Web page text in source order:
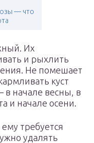
— что
Их
и рыхлить
Не помешает
куст
в начале весны, в
и начале осени.
требуется
удалять